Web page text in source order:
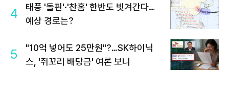
4
태풍 '돌핀'·'찬홈' 한반도 빗겨간다…
예상 경로는?
5
"10억 넣어도 25만원"?…SK하이닉
스, '쥐꼬리 배당금' 여론 보니